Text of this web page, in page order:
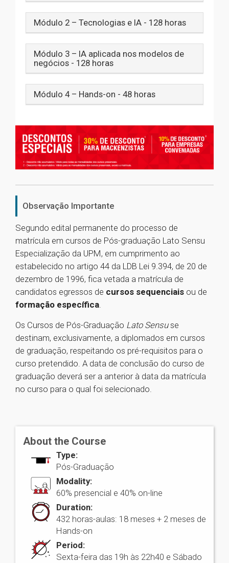
Módulo 2 – Tecnologias e IA - 128 horas
Módulo 3 – IA aplicada nos modelos de
negócios - 128 horas
Módulo 4 – Hands-on - 48 horas
Observação Importante
Segundo edital permanente do processo de
matrícula em cursos de Pós-graduação Lato Sensu
Especialização da UPM, em cumprimento ao
estabelecido no artigo 44 da LDB Lei 9.394, de 20 de
dezembro de 1996, fica vetada a matrícula de
candidatos egressos de cursos sequenciais ou de
formação específica.
Os Cursos de Pós-Graduação Lato Sensuse
destinam, exclusivamente, a diplomados em cursos
de graduação, respeitando os pré-requisitos para o
curso pretendido. A data de conclusão do curso de
graduação deverá ser a anterior à data da matrícula
no curso para o qual foi selecionado.
About the Course
Type:
Pós-Graduação
Modality:
60% presencial e 40% on-line
Duration:
432 horas-aulas: 18 meses + 2 meses de
Hands-on
Period:
Sexta-feira das 19h às 22h40 e Sábado